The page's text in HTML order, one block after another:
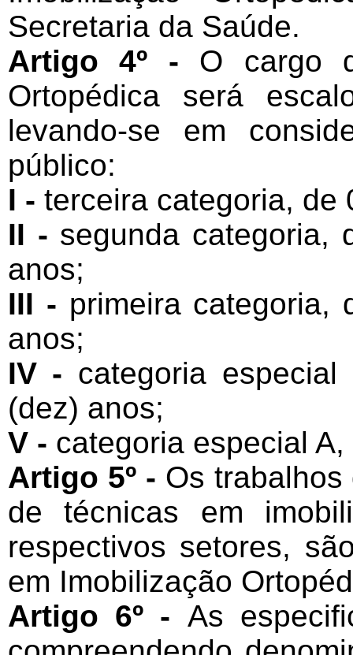
Secretaria da Saúde.
Artigo 4º - O cargo
Ortopédica será
levando-se em
público:
I - terceira categoria, de
II - segunda categoria,
anos;
III - primeira
anos;
IV - categoria
(dez) anos;
V - categoria especial
Artigo 5º - Os
de técnicas em
respectivos setores,
em Imobilização
Artigo 6º - As